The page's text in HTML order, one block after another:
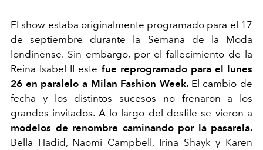
El show estaba originalmente programado para el 17
de septiembre durante la Semana de la Moda
londinense. Sin embargo, por el fallecimiento de la
Reina Isabel II este fue reprogramado para el lunes
26 en paralelo a Milan Fashion Week. El cambio de
fecha y los distintos sucesos no frenaron a los
grandes invitados. A lo largo del desfile se vieron a
modelos de renombre caminando por la pasarela.
Bella Hadid, Naomi Campbell, Irina Shayk y Karen